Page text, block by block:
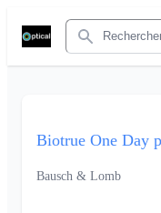
Rechercher
Biotrue One Day
Bausch & Lomb